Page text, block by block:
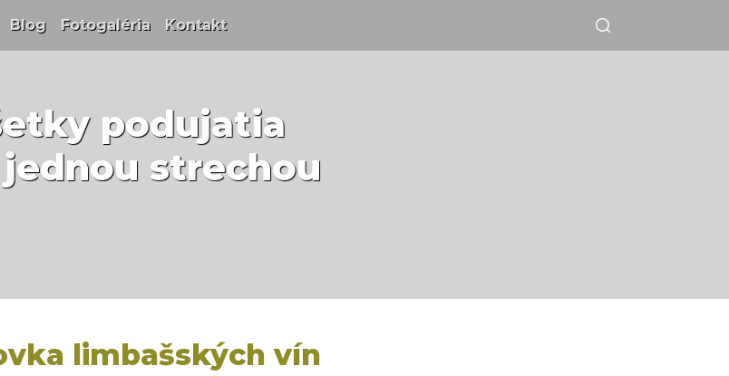
Blog (current)
Fotogaléria (current)
Kontakt(current)
podujatia
strechou
limbašských vín